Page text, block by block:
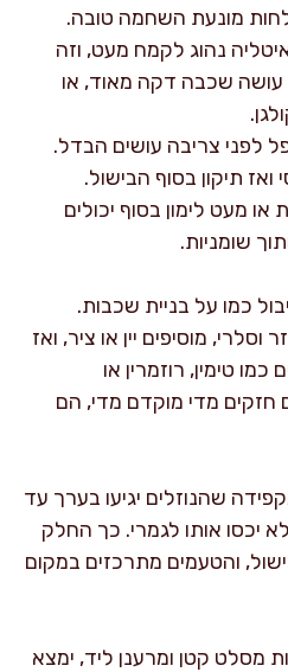
מונעת השחמה טובה.
נהוג לקמח מעט, וזה
עושה שכבה דקה מאוד, או
לפני צריבה עושים הבדל.
ואז תיקון בסוף הבישול.
או מעט לימון בסוף יכולים
שומניות.
כמו על בניית שכבות.
מוסיפים יין או ציר, ואז
טימין, רוזמרין או
חזקים מדי מוקדם מדי, הם
שהנוזלים יגיעו בערך עד
יכסו אותו לגמרי. כך החלק
והטעמים מתרכזים במקום
מסלט קטן ומרענן ליד, ימצא